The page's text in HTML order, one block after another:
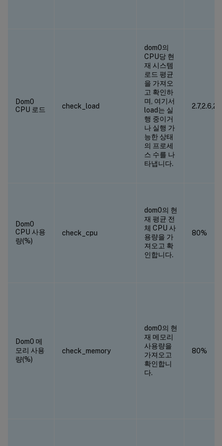
Dom0
CPU 로드
check_load
dom0의
CPU당 현
재 시스템
로드 평균
을 가져오
고 확인하
며, 여기서
load는 실
행 중이거
나 실행 가
능한 상태
의 프로세
스 수를 나
타냅니다.
Dom0
CPU 사용
량(%)
check_cpu
dom0의 현
재 평균 전
체 CPU 사
용량을 가
져오고 확
인합니다.
80%
Dom0 메
모리 사용
량(%)
check_memory
dom0의 현
재 메모리
사용량을
가져오고
확인합니
다.
80%